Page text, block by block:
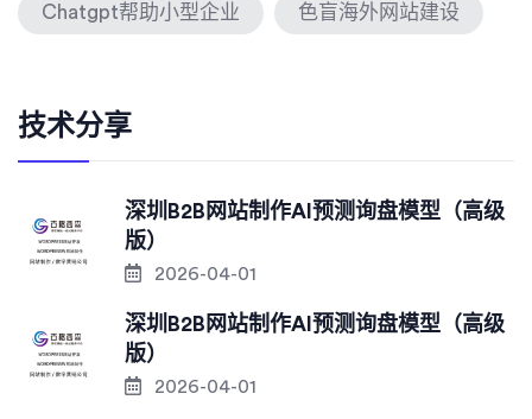
Chatgpt帮助小型企业 色盲海外网站建设
技术分享
深圳B2B网站制作AI预测询盘模型（高级
版）
2026-04-01
深圳B2B网站制作AI预测询盘模型（高级
版）
2026-04-01